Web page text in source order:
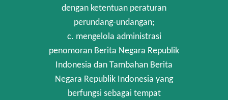
dengan ketentuan peraturan
perundang-undangan;
c. mengelola administrasi
penomoran Berita Negara Republik
Indonesia dan Tambahan Berita
Negara Republik Indonesia yang
berfungsi sebagai tempat